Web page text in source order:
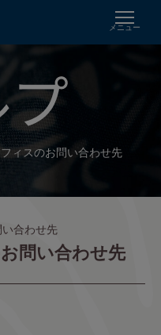
メニュー
ィスのお問い合わせ先
い合わせ先
問い合わせ先